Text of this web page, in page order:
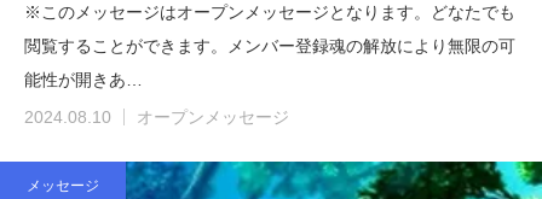
※このメッセージはオープンメッセージとなります。どなたでも
閲覧することができます。メンバー登録魂の解放により無限の可
能性が開きあ…
2024.08.10
オープンメッセージ
メッセージ